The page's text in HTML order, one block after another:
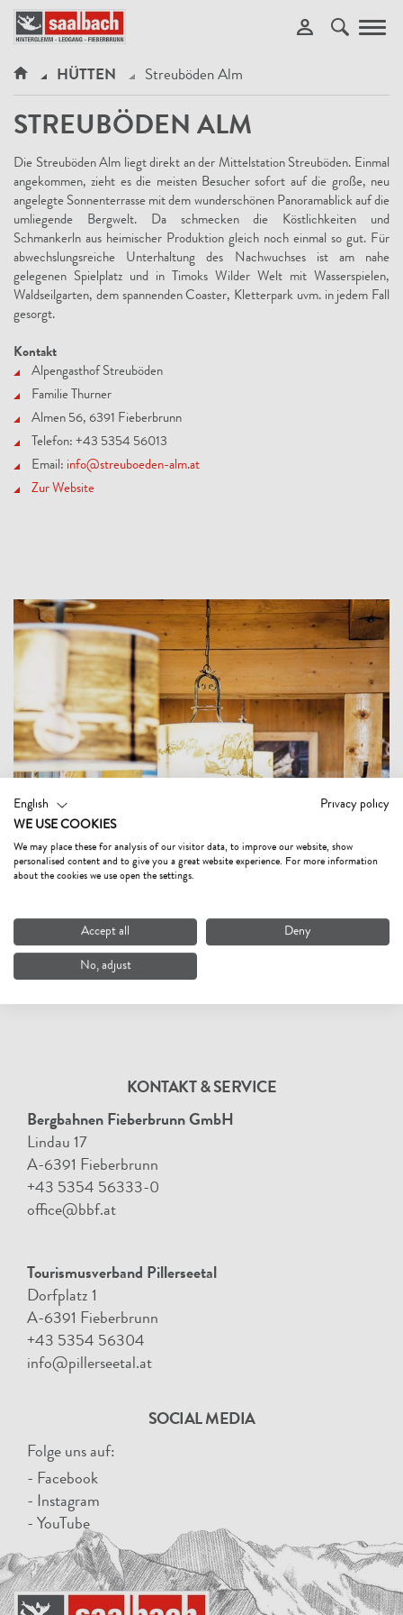
HÜTTEN Streuböden Alm
STREUBÖDEN ALM
Die Streuböden Alm liegt direkt an der Mittelstation Streuböden. Einmal
angekommen, zieht es die meisten Besucher sofort auf die große, neu
angelegte Sonnenterrasse mit dem wunderschönen Panoramablick auf die
umliegende Bergwelt. Da schmecken die Köstlichkeiten und
Schmankerln aus heimischer Produktion gleich noch einmal so gut. Für
abwechslungsreiche Unterhaltung des Nachwuchses ist am nahe
gelegenen Spielplatz und in Timoks Wilder Welt mit Wasserspielen,
Waldseilgarten, dem spannenden Coaster, Kletterpark uvm. in jedem Fall
gesorgt.
Kontakt
Alpengasthof Streuböden
Familie Thurner
Almen 56, 6391 Fieberbrunn
Telefon: +43 5354 56013
Email: info@streuboeden-alm.at
Zur Website
KONTAKT & SERVICE
Bergbahnen Fieberbrunn GmbH
Lindau 17
A-6391 Fieberbrunn
+43 5354 56333-0
office@bbf.at
Tourismusverband Pillerseetal
Dorfplatz 1
A-6391 Fieberbrunn
+43 5354 56304
info@pillerseetal.at
SOCIAL MEDIA
Folge uns auf:
- Facebook
- Instagram
- YouTube
English
Privacy policy
WE USE COOKIES
We may place these for analysis of our visitor data, to improve our website, show
personalised content and to give you a great website experience. For more information
about the cookies we use open the settings.
Accept all Deny
No, adjust